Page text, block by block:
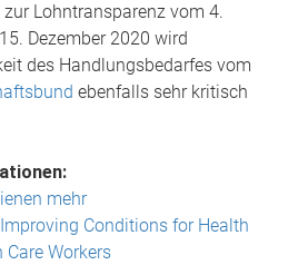
Lohntransparenz vom 4.
Dezember 2020 wird
des Handlungsbedarfes vom
ebenfalls sehr kritisch
mehr
Conditions for Health
Workers